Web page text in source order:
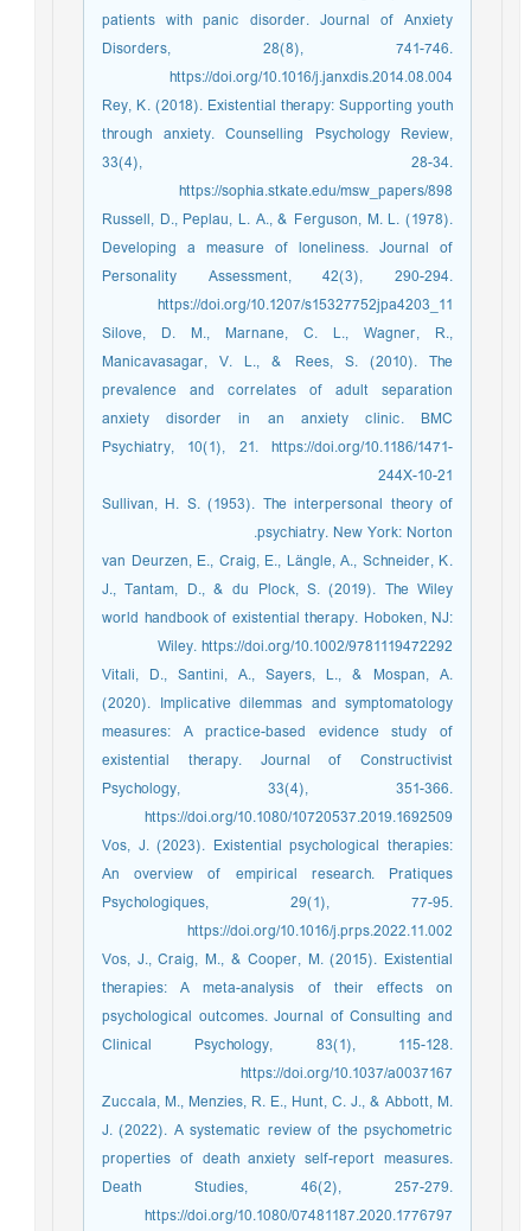
patients with panic disorder. Journal of Anxiety
Disorders, 28(8), 741-746.
https://doi.org/10.1016/j.janxdis.2014.08.004
Rey, K. (2018). Existential therapy: Supporting youth
through anxiety. Counselling Psychology Review,
33(4), 28-34.
https://sophia.stkate.edu/msw_papers/898
Russell, D., Peplau, L. A., & Ferguson, M. L. (1978).
Developing a measure of loneliness. Journal of
Personality Assessment, 42(3), 290-294.
https://doi.org/10.1207/s15327752jpa4203_11
Silove, D. M., Marnane, C. L., Wagner, R.,
Manicavasagar, V. L., & Rees, S. (2010). The
prevalence and correlates of adult separation
anxiety disorder in an anxiety clinic. BMC
Psychiatry, 10(1), 21. https://doi.org/10.1186/1471-
244X-10-21
Sullivan, H. S. (1953). The interpersonal theory of
psychiatry. New York: Norton.
van Deurzen, E., Craig, E., Längle, A., Schneider, K.
J., Tantam, D., & du Plock, S. (2019). The Wiley
world handbook of existential therapy. Hoboken, NJ:
Wiley. https://doi.org/10.1002/9781119472292
Vitali, D., Santini, A., Sayers, L., & Mospan, A.
(2020). Implicative dilemmas and symptomatology
measures: A practice-based evidence study of
existential therapy. Journal of Constructivist
Psychology, 33(4), 351-366.
https://doi.org/10.1080/10720537.2019.1692509
Vos, J. (2023). Existential psychological therapies:
An overview of empirical research. Pratiques
Psychologiques, 29(1), 77-95.
https://doi.org/10.1016/j.prps.2022.11.002
Vos, J., Craig, M., & Cooper, M. (2015). Existential
therapies: A meta-analysis of their effects on
psychological outcomes. Journal of Consulting and
Clinical Psychology, 83(1), 115-128.
https://doi.org/10.1037/a0037167
Zuccala, M., Menzies, R. E., Hunt, C. J., & Abbott, M.
J. (2022). A systematic review of the psychometric
properties of death anxiety self-report measures.
Death Studies, 46(2), 257-279.
https://doi.org/10.1080/07481187.2020.1776797